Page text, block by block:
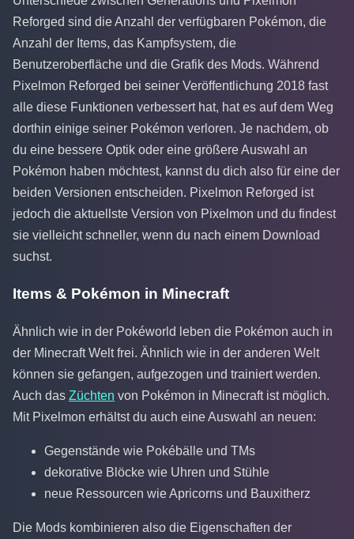
Reforged sind die Anzahl der verfügbaren Pokémon, die
Anzahl der Items, das Kampfsystem, die
Benutzeroberfläche und die Grafik des Mods. Während
Pixelmon Reforged bei seiner Veröffentlichung 2018 fast
alle diese Funktionen verbessert hat, hat es auf dem Weg
dorthin einige seiner Pokémon verloren. Je nachdem, ob
du eine bessere Optik oder eine größere Auswahl an
Pokémon haben möchtest, kannst du dich also für eine der
beiden Versionen entscheiden. Pixelmon Reforged ist
jedoch die aktuellste Version von Pixelmon und du findest
sie vielleicht schneller, wenn du nach einem Download
suchst.
Items & Pokémon in Minecraft
Ähnlich wie in der Pokéworld leben die Pokémon auch in
der Minecraft Welt frei. Ähnlich wie in der anderen Welt
können sie gefangen, aufgezogen und trainiert werden.
Auch das Züchten von Pokémon in Minecraft ist möglich.
Mit Pixelmon erhältst du auch eine Auswahl an neuen:
Gegenstände wie Pokébälle und TMs
dekorative Blöcke wie Uhren und Stühle
neue Ressourcen wie Apricorns und Bauxitherz
Die Mods kombinieren also die Eigenschaften der